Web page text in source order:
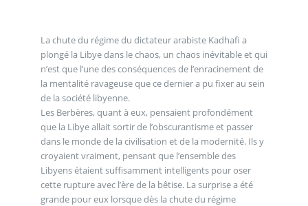
La chute du régime du dictateur arabiste Kadhafi a
plongé la Libye dans le chaos, un chaos inévitable et qui
n’est que l’une des conséquences de l’enracinement de
la mentalité ravageuse que ce dernier a pu fixer au sein
de la société libyenne.
Les Berbères, quant à eux, pensaient profondément
que la Libye allait sortir de l’obscurantisme et passer
dans le monde de la civilisation et de la modernité. Ils y
croyaient vraiment, pensant que l’ensemble des
Libyens étaient suffisamment intelligents pour oser
cette rupture avec l’ère de la bêtise. La surprise a été
grande pour eux lorsque dès la chute du régime